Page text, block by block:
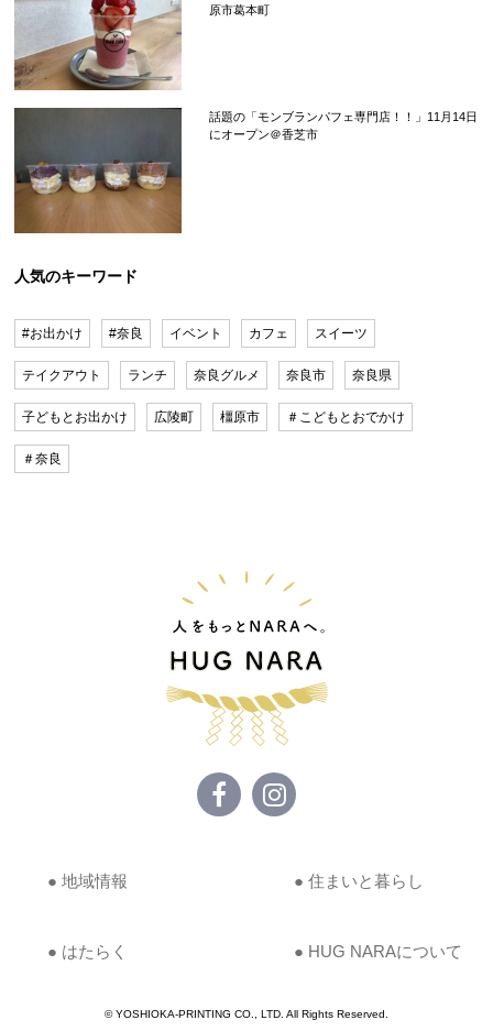
原市葛本町
話題の「モンブランパフェ専門店！！」11月14日
にオープン＠香芝市
人気のキーワード
#お出かけ #奈良 イベント カフェ スイーツ
テイクアウト ランチ 奈良グルメ 奈良市 奈良県
子どもとお出かけ 広陵町 橿原市 ＃こどもとおでかけ
＃奈良
● 地域情報 ● 住まいと暮らし
● はたらく ● HUG NARAについて
© YOSHIOKA-PRINTING CO., LTD. All Rights Reserved.